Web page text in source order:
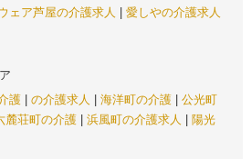
ェア芦屋の介護求人
愛しやの介護求人
護 の介護求人 海洋町の介護
公光町
麓荘町の介護 浜風町の介護求人
陽光